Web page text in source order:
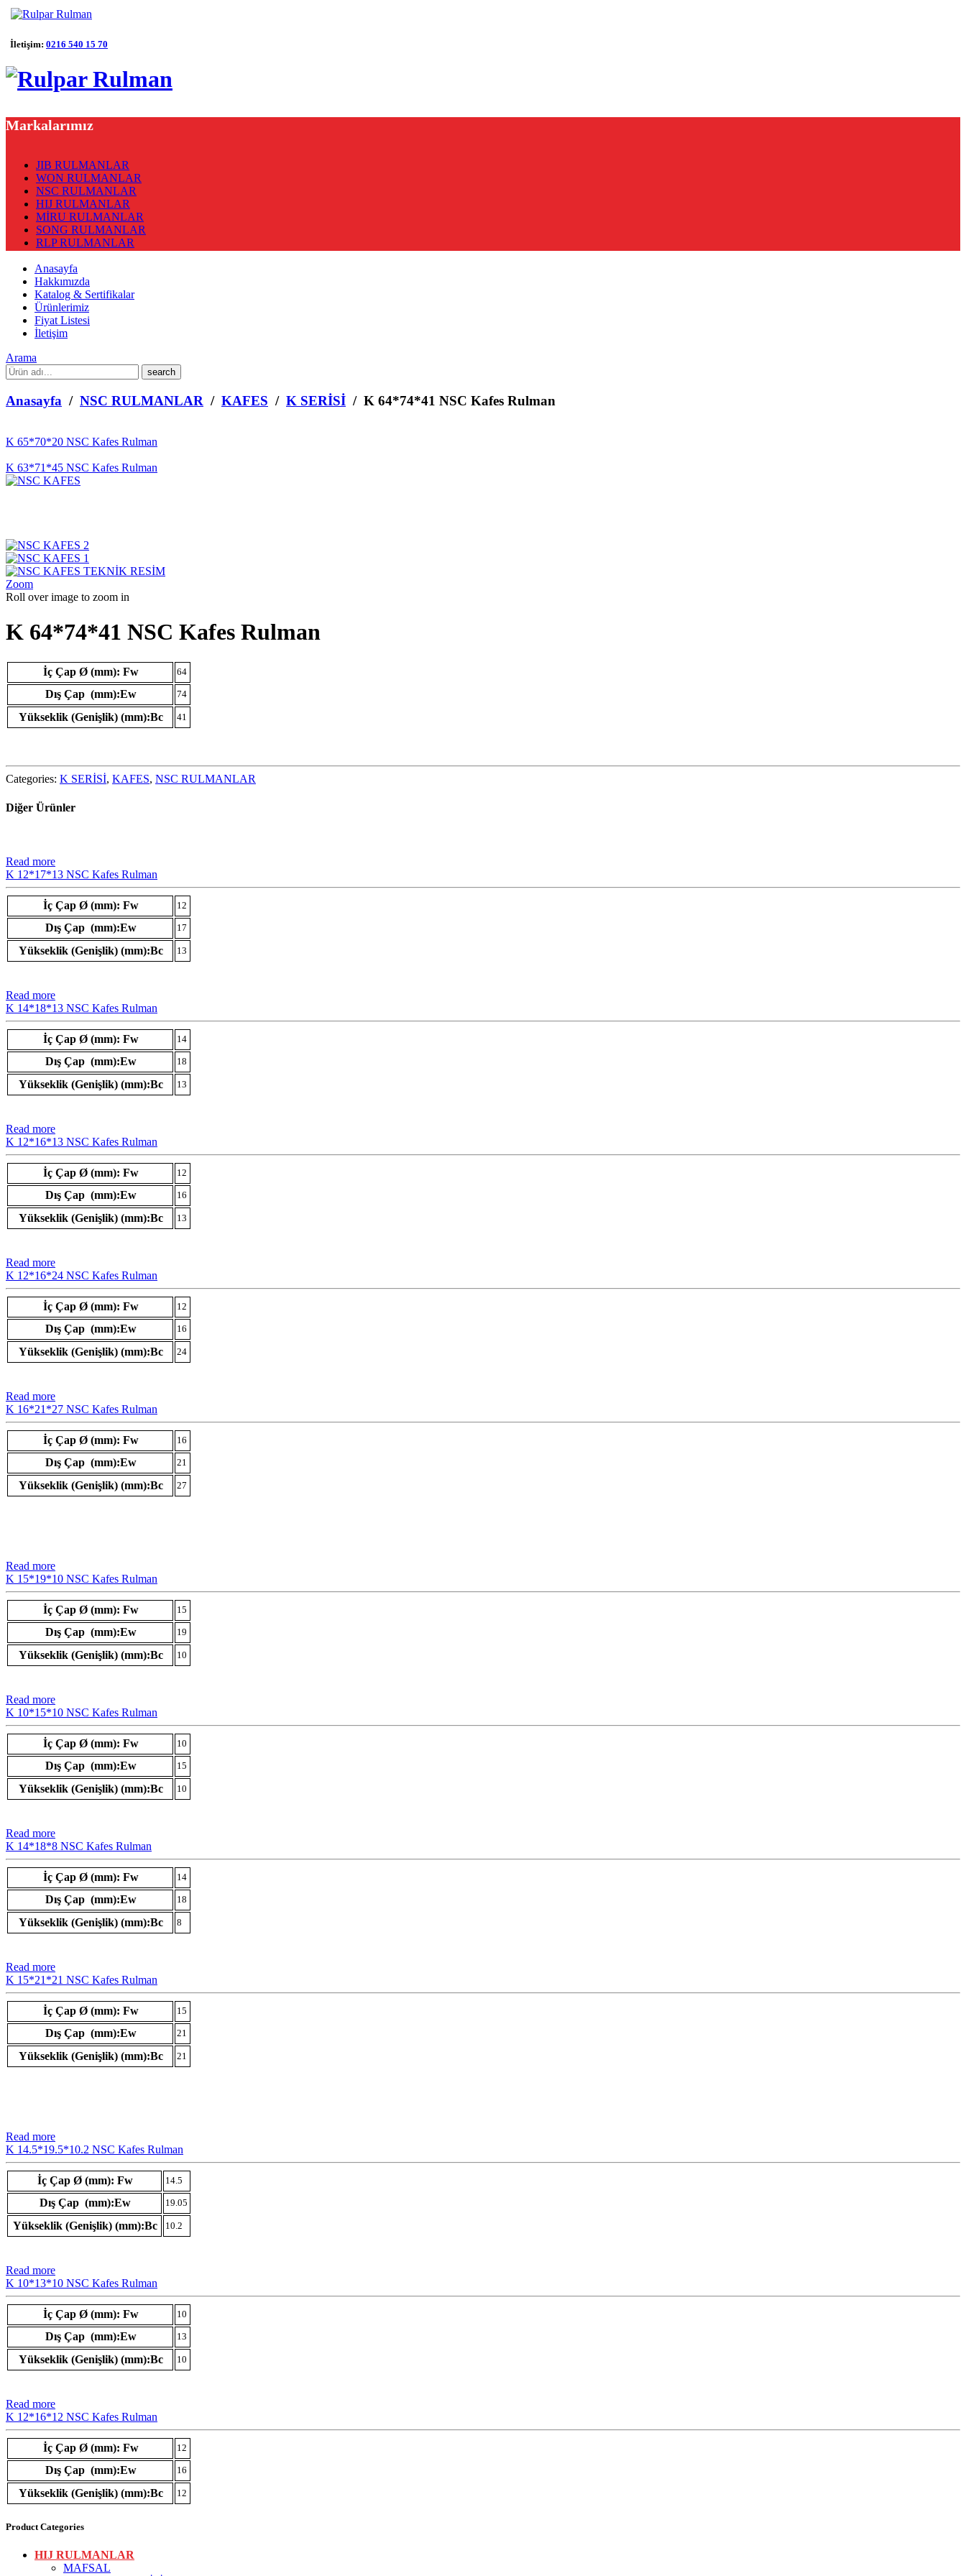
İletişim: 0216 540 15 70
Markalarımız
JIB RULMANLAR
WON RULMANLAR
NSC RULMANLAR
HIJ RULMANLAR
MİRU RULMANLAR
SONG RULMANLAR
RLP RULMANLAR
Anasayfa
Hakkımızda
Katalog & Sertifikalar
Ürünlerimiz
Fiyat Listesi
İletişim
Arama
What
are
you
looking
Anasayfa / NSC RULMANLAR / KAFES / K SERİSİ / K 64*74*41 NSC Kafes Rulman
K 65*70*20 NSC Kafes Rulman
K 63*71*45 NSC Kafes Rulman
Zoom
Roll over image to zoom in
K 64*74*41 NSC Kafes Rulman
İç Çap Ø (mm): Fw 64
Dış Çap (mm):Ew 74
Yükseklik (Genişlik) (mm):Bc 41
Categories: K SERİSİ, KAFES, NSC RULMANLAR
Diğer Ürünler
Read more
K 12*17*13 NSC Kafes Rulman
İç Çap Ø (mm): Fw 12
Dış Çap (mm):Ew 17
Yükseklik (Genişlik) (mm):Bc 13
Read more
K 14*18*13 NSC Kafes Rulman
İç Çap Ø (mm): Fw 14
Dış Çap (mm):Ew 18
Yükseklik (Genişlik) (mm):Bc 13
Read more
K 12*16*13 NSC Kafes Rulman
İç Çap Ø (mm): Fw 12
Dış Çap (mm):Ew 16
Yükseklik (Genişlik) (mm):Bc 13
Read more
K 12*16*24 NSC Kafes Rulman
İç Çap Ø (mm): Fw 12
Dış Çap (mm):Ew 16
Yükseklik (Genişlik) (mm):Bc 24
Read more
K 16*21*27 NSC Kafes Rulman
İç Çap Ø (mm): Fw 16
Dış Çap (mm):Ew 21
Yükseklik (Genişlik) (mm):Bc 27
Read more
K 15*19*10 NSC Kafes Rulman
İç Çap Ø (mm): Fw 15
Dış Çap (mm):Ew 19
Yükseklik (Genişlik) (mm):Bc 10
Read more
K 10*15*10 NSC Kafes Rulman
İç Çap Ø (mm): Fw 10
Dış Çap (mm):Ew 15
Yükseklik (Genişlik) (mm):Bc 10
Read more
K 14*18*8 NSC Kafes Rulman
İç Çap Ø (mm): Fw 14
Dış Çap (mm):Ew 18
Yükseklik (Genişlik) (mm):Bc 8
Read more
K 15*21*21 NSC Kafes Rulman
İç Çap Ø (mm): Fw 15
Dış Çap (mm):Ew 21
Yükseklik (Genişlik) (mm):Bc 21
Read more
K 14.5*19.5*10.2 NSC Kafes Rulman
İç Çap Ø (mm): Fw 14.5
Dış Çap (mm):Ew 19.05
Yükseklik (Genişlik) (mm):Bc 10.2
Read more
K 10*13*10 NSC Kafes Rulman
İç Çap Ø (mm): Fw 10
Dış Çap (mm):Ew 13
Yükseklik (Genişlik) (mm):Bc 10
Read more
K 12*16*12 NSC Kafes Rulman
İç Çap Ø (mm): Fw 12
Dış Çap (mm):Ew 16
Yükseklik (Genişlik) (mm):Bc 12
Product Categories
HIJ RULMANLAR
MAFSAL